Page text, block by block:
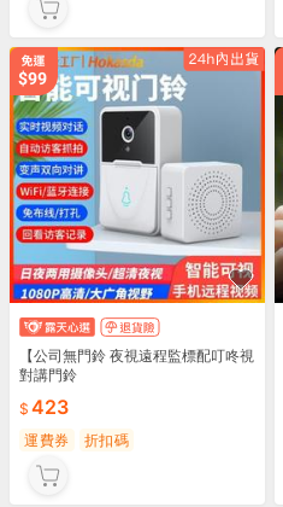
【公司無門鈴 夜視遠程監標配叮咚視
對講門鈴
423
運費券 折扣碼